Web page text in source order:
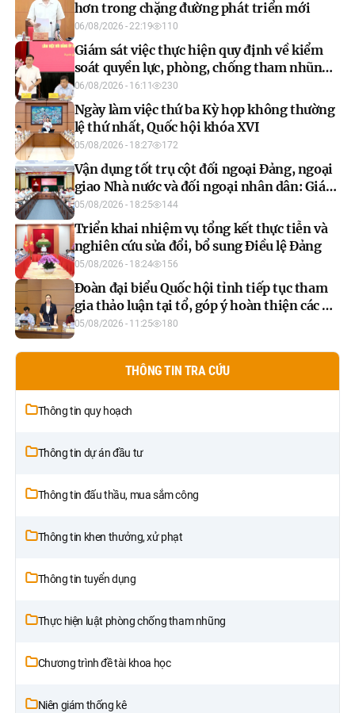
hơn trong chặng đường phát triển mới
06/08/2026 - 22:19 110
Giám sát việc thực hiện quy định về kiểm
soát quyền lực, phòng, chống tham nhũng,
tiêu cực trong công tác xây dựng pháp luật
06/08/2026 - 16:11 230
Ngày làm việc thứ ba Kỳ họp không thường
lệ thứ nhất, Quốc hội khóa XVI
05/08/2026 - 18:27 172
Vận dụng tốt trụ cột đối ngoại Đảng, ngoại
giao Nhà nước và đối ngoại nhân dân: Giá
trị cốt lõi để phát triển
05/08/2026 - 18:25 144
Triển khai nhiệm vụ tổng kết thực tiễn và
nghiên cứu sửa đổi, bổ sung Điều lệ Đảng
05/08/2026 - 18:24 156
Đoàn đại biểu Quốc hội tỉnh tiếp tục tham
gia thảo luận tại tổ, góp ý hoàn thiện các dự
án luật và dự thảo nghị quyết
05/08/2026 - 11:25 180
THÔNG TIN TRA CỨU
Thông tin quy hoạch
Thông tin dự án đầu tư
Thông tin đấu thầu, mua sắm công
Thông tin khen thưởng, xử phạt
Thông tin tuyển dụng
Thực hiện luật phòng chống tham nhũng
Chương trình đề tài khoa học
Niên giám thống kê